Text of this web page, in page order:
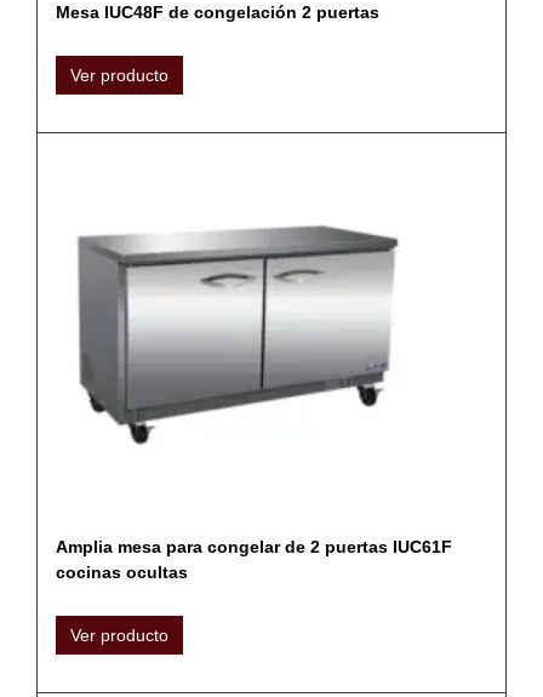
Mesa IUC48F de congelación 2 puertas
Ver producto
Amplia mesa para congelar de 2 puertas IUC61F
cocinas ocultas
Ver producto